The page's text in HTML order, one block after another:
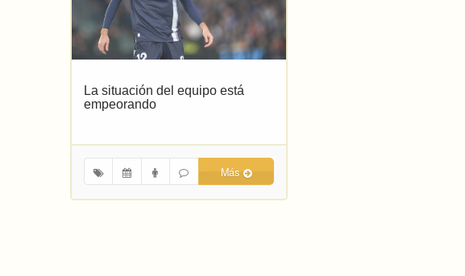
La situación del equipo está
empeorando
Más